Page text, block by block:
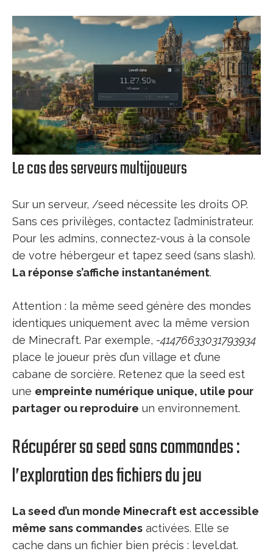
Le cas des serveurs multijoueurs
Sur un serveur, /seed nécessite les droits OP.
Sans ces privilèges, contactez l’administrateur.
Pour les admins, connectez-vous à la console
de votre hébergeur et tapez seed (sans slash).
La réponse s’affiche instantanément.
Attention : la même seed génère des mondes
identiques uniquement avec la même version
de Minecraft. Par exemple, -41476633031793934
place le joueur près d’un village et d’une
cabane de sorcière. Retenez que la seed est
une empreinte numérique unique, utile pour
partager ou reproduire un environnement.
Récupérer sa seed sans commandes :
l’exploration des fichiers du jeu
La seed d’un monde Minecraft est accessible
même sans commandes activées. Elle se
cache dans un fichier bien précis : level.dat.